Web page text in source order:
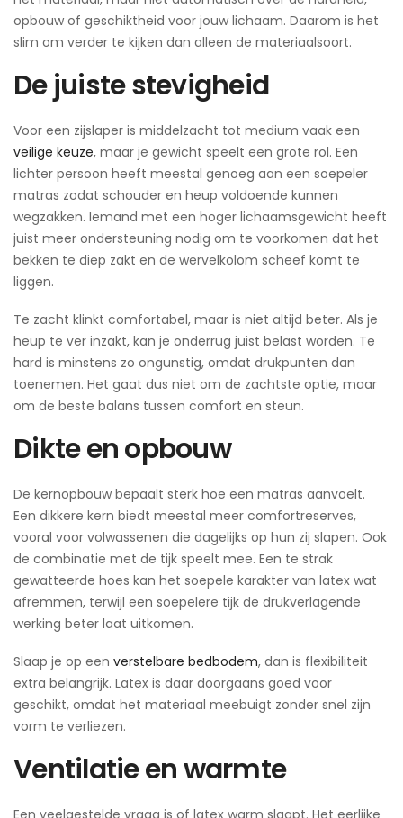
opbouw of geschiktheid voor jouw lichaam. Daarom is het
slim om verder te kijken dan alleen de materiaalsoort.
De juiste stevigheid
Voor een zijslaper is middelzacht tot medium vaak een
veilige keuze, maar je gewicht speelt een grote rol. Een
lichter persoon heeft meestal genoeg aan een soepeler
matras zodat schouder en heup voldoende kunnen
wegzakken. Iemand met een hoger lichaamsgewicht heeft
juist meer ondersteuning nodig om te voorkomen dat het
bekken te diep zakt en de wervelkolom scheef komt te
liggen.
Te zacht klinkt comfortabel, maar is niet altijd beter. Als je
heup te ver inzakt, kan je onderrug juist belast worden. Te
hard is minstens zo ongunstig, omdat drukpunten dan
toenemen. Het gaat dus niet om de zachtste optie, maar
om de beste balans tussen comfort en steun.
Dikte en opbouw
De kernopbouw bepaalt sterk hoe een matras aanvoelt.
Een dikkere kern biedt meestal meer comfortreserves,
vooral voor volwassenen die dagelijks op hun zij slapen. Ook
de combinatie met de tijk speelt mee. Een te strak
gewatteerde hoes kan het soepele karakter van latex wat
afremmen, terwijl een soepelere tijk de drukverlagende
werking beter laat uitkomen.
Slaap je op een verstelbare bedbodem, dan is flexibiliteit
extra belangrijk. Latex is daar doorgaans goed voor
geschikt, omdat het materiaal meebuigt zonder snel zijn
vorm te verliezen.
Ventilatie en warmte
Een veelgestelde vraag is of latex warm slaapt. Het eerlijke